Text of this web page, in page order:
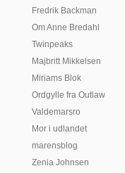
Fredrik Backman
Om Anne Bredahl
Twinpeaks
Majbritt Mikkelsen
Miriams Blok
Ordgylle fra Outlaw
Valdemarsro
Mor i udlandet
marensblog
Zenia Johnsen